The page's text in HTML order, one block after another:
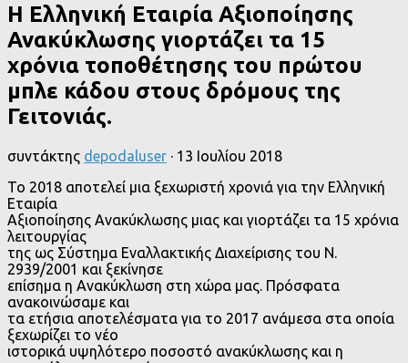
Η Ελληνική Εταιρία Αξιοποίησης
Ανακύκλωσης γιορτάζει τα 15
χρόνια τοποθέτησης του πρώτου
μπλε κάδου στους δρόμους της
Γειτονιάς.
συντάκτης depodaluser · 13 Ιουλίου 2018
Το 2018 αποτελεί μια ξεχωριστή χρονιά για την Ελληνική
Εταιρία
Αξιοποίησης Ανακύκλωσης μιας και γιορτάζει τα 15 χρόνια
λειτουργίας
της ως Σύστημα Εναλλακτικής Διαχείρισης του Ν.
2939/2001 και ξεκίνησε
επίσημα η Ανακύκλωση στη χώρα μας. Πρόσφατα
ανακοινώσαμε και
τα ετήσια αποτελέσματα για το 2017 ανάμεσα στα οποία
ξεχωρίζει το νέο
ιστορικά υψηλότερο ποσοστό ανακύκλωσης και η